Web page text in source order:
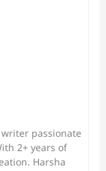
passionate
2+ years of
Harsha